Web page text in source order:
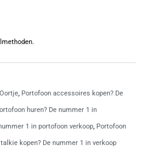
Oortje, Portofoon accessoires kopen? De
huren? De nummer 1 in
1 in portofoon verkoop, Portofoon
kopen? De nummer 1 in verkoop